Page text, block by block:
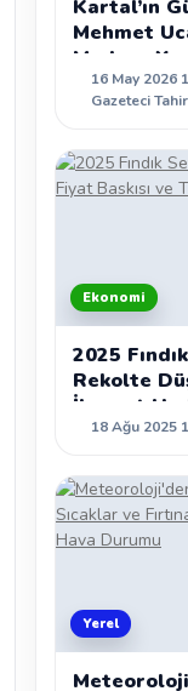
Kartal’ın
Mehmet
Modern
16 May 2026
Gazeteci
Ekonomi
2025
Rekolte
İhracat
18 Ağu 2025
Yerel